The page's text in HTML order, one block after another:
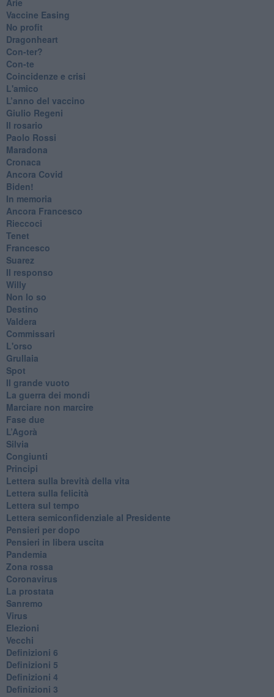
​Vaccine Easing
No profit
Dragonheart
Con-ter?
​Con-te
Coincidenze e crisi
L'amico
​L’anno del vaccino
Giulio Regeni
​Il rosario
Paolo Rossi
Maradona
Cronaca
​Ancora Covid
​Biden!
In memoria
​Ancora Francesco
Rieccoci
Tenet
Francesco
Suarez
​Il responso
Willy
Non lo so
Destino
Valdera
Commissari
L'orso
Grullaia
Spot
​Il grande vuoto
​La guerra dei mondi
Marciare non marcire
Fase due
L’Agorà
Silvia
Congiunti
Principi
​Lettera sulla brevità della vita
​Lettera sulla felicità
​Lettera sul tempo
Lettera semiconfidenziale al Presidente
Pensieri per dopo
​Pensieri in libera uscita
Pandemia
Zona rossa
Coronavirus
La prostata
Sanremo
Virus
Elezioni
Vecchi
Definizioni 6
Definizioni 5
Definizioni 4
Definizioni 3